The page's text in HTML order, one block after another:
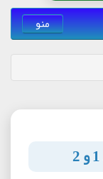
منو